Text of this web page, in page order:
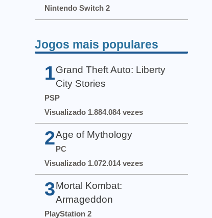
Nintendo Switch 2
Jogos mais populares
1 Grand Theft Auto: Liberty
City Stories
PSP
Visualizado 1.884.084 vezes
2Age of Mythology
PC
Visualizado 1.072.014 vezes
3 Mortal Kombat:
Armageddon
PlayStation 2